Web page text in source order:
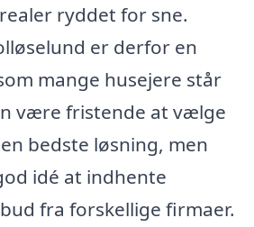
ryddet for sne.
er derfor en
mange husejere står
være fristende at vælge
bedste løsning, men
idé at indhente
fra forskellige firmaer.